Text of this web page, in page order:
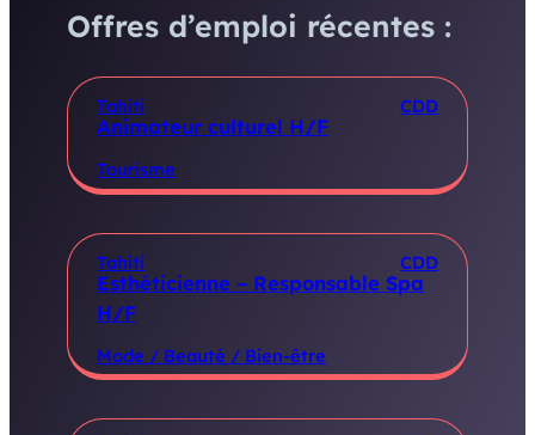
Offres d’emploi récentes :
Tahiti CDD
Animateur culturel H/F
Tourisme
Tahiti CDD
Esthéticienne – Responsable Spa
H/F
Mode / Beauté / Bien-être